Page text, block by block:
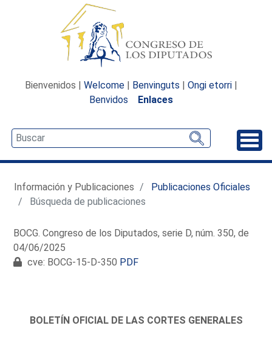
Bienvenidos | Welcome | Benvinguts | Ongi etorri |
Benvidos
Enlaces
Información y Publicaciones
Publicaciones Oficiales
Búsqueda de publicaciones
BOCG. Congreso de los Diputados, serie D, núm. 350, de
04/06/2025
cve: BOCG-15-D-350 PDF
BOLETÍN OFICIAL DE LAS CORTES GENERALES